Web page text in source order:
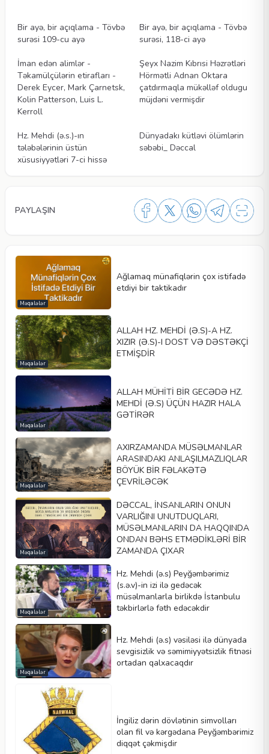
Bir ayə, bir açıqlama - Tövbə
surəsi 109-cu ayə
Bir ayə, bir açıqlama - Tövbə
surəsi, 118-ci ayə
İman edən alimlər -
Təkamülçülərin etirafları -
Derek Eycer, Mark Çarnetsk,
Kolin Patterson, Luis L.
Kerroll
Şeyx Nazim Kıbrısi Həzrətləri
Hörmətli Adnan Oktara
çatdırmaqla mükəlləf oldugu
müjdəni vermişdir
Hz. Mehdi (ə.s.)-ın
tələbələrinin üstün
xüsusiyyətləri 7-ci hissə
Dünyadakı kütləvi ölümlərin
səbəbi_ Dəccal
PAYLAŞIN
Məqalələr
Ağlamaq münafiqlərin çox istifadə
etdiyi bir taktikadır
Məqalələr
ALLAH HZ. MEHDİ (Ə.S)-A HZ.
XIZIR (Ə.S)-I DOST VƏ DƏSTƏKÇİ
ETMİŞDİR
Məqalələr
ALLAH MÜHİTİ BİR GECƏDƏ HZ.
MEHDİ (Ə.S) ÜÇÜN HAZIR HALA
GƏTİRƏR
Məqalələr
AXIRZAMANDA MÜSƏLMANLAR
ARASINDAKI ANLAŞILMAZLIQLAR
BÖYÜK BİR FƏLAKƏTƏ
ÇEVRİLƏCƏK
Məqalələr
DƏCCAL, İNSANLARIN ONUN
VARLIĞINI UNUTDUQLARI,
MÜSƏLMANLARIN DA HAQQINDA
ONDAN BƏHS ETMƏDİKLƏRİ BİR
ZAMANDA ÇIXAR
Məqalələr
Hz. Mehdi (ə.s) Peyğəmbərimiz
(s.ə.v)-in izi ilə gedəcək
müsəlmanlarla birlikdə İstanbulu
təkbirlərlə fəth edəcəkdir
Məqalələr
Hz. Mehdi (ə.s) vəsiləsi ilə dünyada
sevgisizlik və səmimiyyətsizlik fitnəsi
ortadan qalxacaqdır
İngiliz dərin dövlətinin simvolları
olan fil və kərgədana Peyğəmbərimiz
diqqət çəkmişdir